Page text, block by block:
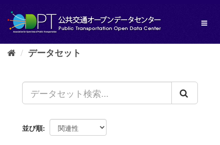
し
データセット
並び順